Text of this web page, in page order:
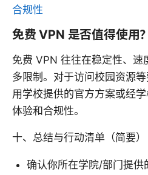
合规性
免费 VPN 是否值得使用？
免费 VPN 往往在稳定性、速
多限制。对于访问校园资源
用学校提供的官方方案或经
体验和合规性。
十、总结与行动清单（简要）
确认你所在学院/部门提供